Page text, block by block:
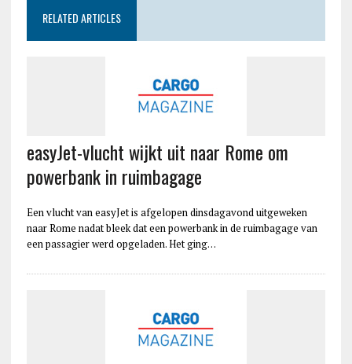
RELATED ARTICLES
easyJet-vlucht wijkt uit naar Rome om
powerbank in ruimbagage
Een vlucht van easyJet is afgelopen dinsdagavond uitgeweken
naar Rome nadat bleek dat een powerbank in de ruimbagage van
een passagier werd opgeladen. Het ging…